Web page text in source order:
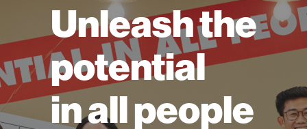
Unleash the
potential
in all people